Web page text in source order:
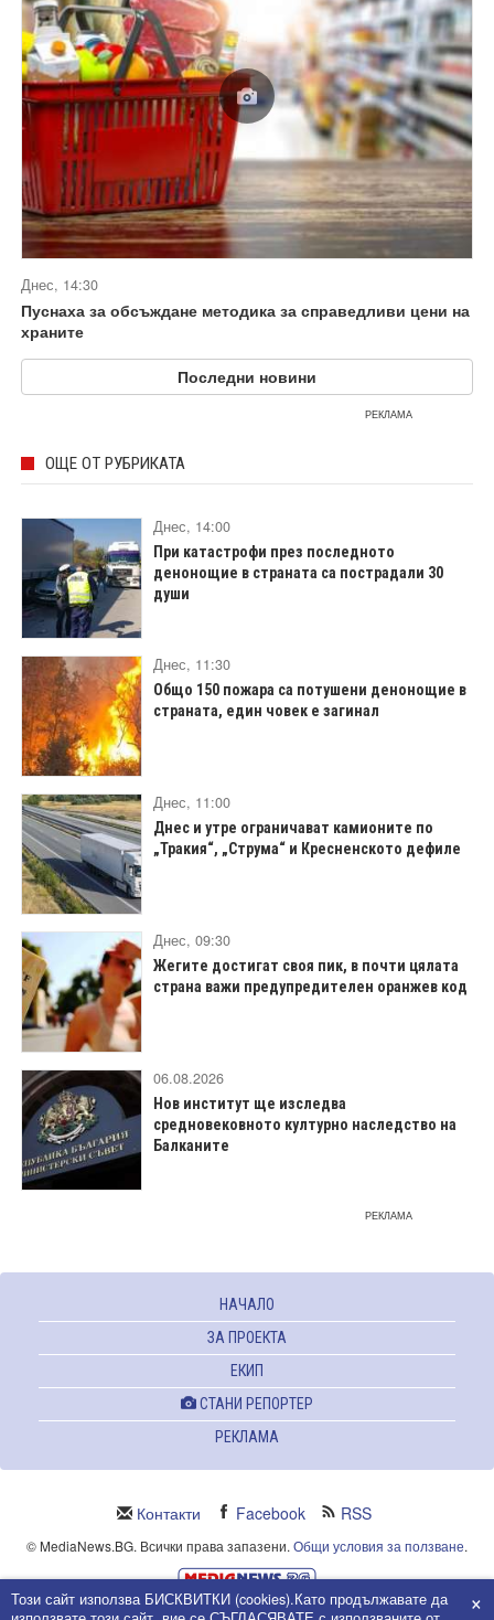
Днес, 14:30
Пуснаха за обсъждане методика за справедливи цени на
храните
Последни новини
РЕКЛАМА
ОЩЕ ОТ РУБРИКАТА
Днес, 14:00
При катастрофи през последното
денонощие в страната са пострадали 30
души
Днес, 11:30
Общо 150 пожара са потушени денонощие в
страната, един човек е загинал
Днес, 11:00
Днес и утре ограничават камионите по
„Тракия“, „Струма“ и Кресненското дефиле
Днес, 09:30
Жегите достигат своя пик, в почти цялата
страна важи предупредителен оранжев код
06.08.2026
Нов институт ще изследва
средновековното културно наследство на
Балканите
РЕКЛАМА
НАЧАЛО
ЗА ПРОЕКТА
ЕКИП
СТАНИ РЕПОРТЕР
РЕКЛАМА
Контакти Facebook RSS
© MediaNews.BG. Всички права запазени. Общи условия за ползване.
Powered and owned by Intersat Ltd.
Този сайт използва БИСКВИТКИ (cookies).Като продължавате да
×